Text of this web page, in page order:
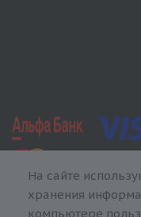
На сайте
хранения
компьютере